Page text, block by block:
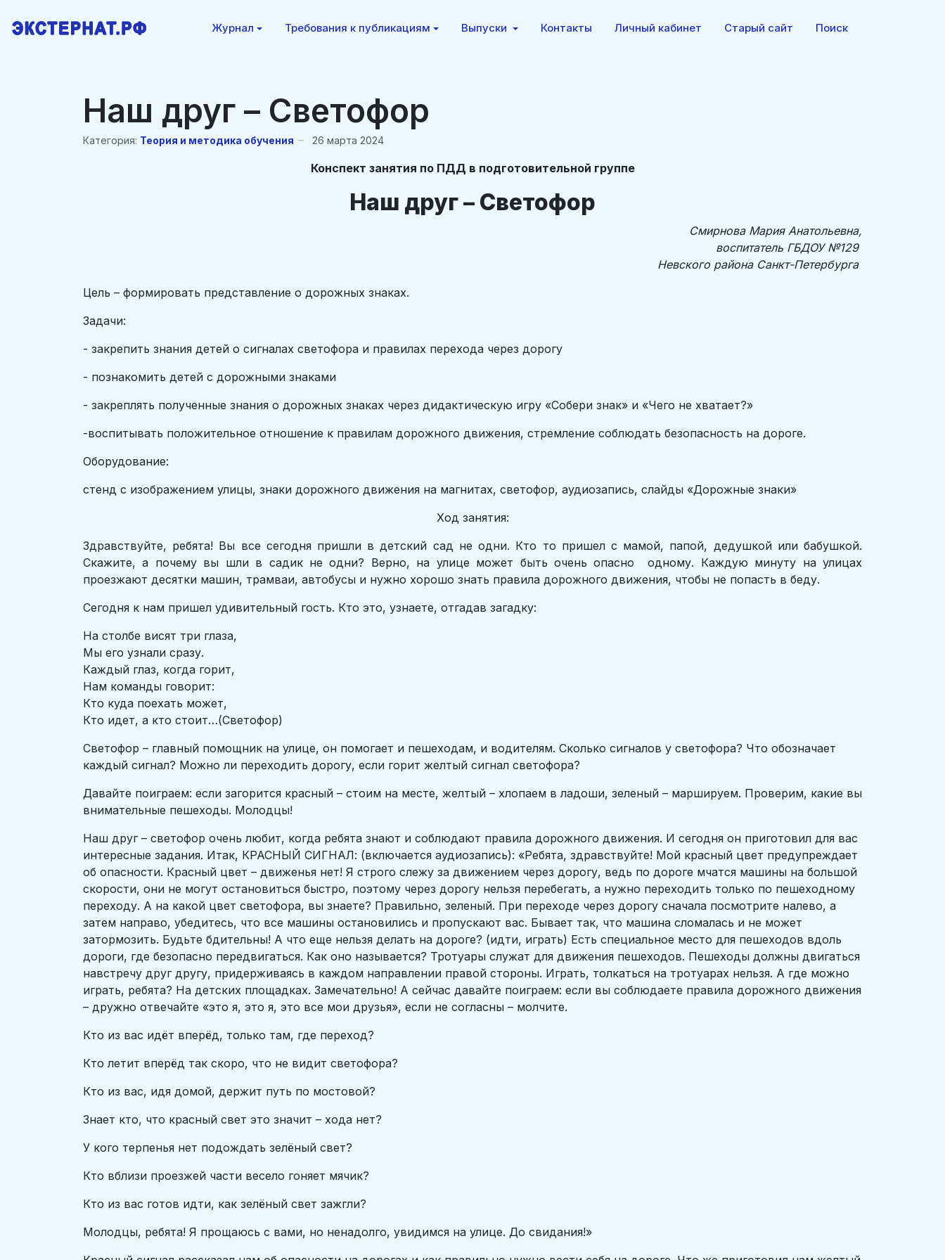
Журнал Требования к публикациям Выпуски Контакты Личный кабинет Старый сайт Поиск
Наш друг – Светофор
Категория: Теория и методика обучения 26 марта 2024
Конспект занятия по ПДД в подготовительной группе
Наш друг – Светофор
Смирнова Мария Анатольевна,
воспитатель ГБДОУ №129
Невского района Санкт-Петербурга
Цель – формировать представление о дорожных знаках.
Задачи:
- закрепить знания детей о сигналах светофора и правилах перехода через дорогу
- познакомить детей с дорожными знаками
- закреплять полученные знания о дорожных знаках через дидактическую игру «Собери знак» и «Чего не хватает?»
-воспитывать положительное отношение к правилам дорожного движения, стремление соблюдать безопасность на дороге.
Оборудование:
стенд с изображением улицы, знаки дорожного движения на магнитах, светофор, аудиозапись, слайды «Дорожные знаки»
Ход занятия:
Здравствуйте, ребята! Вы все сегодня пришли в детский сад не одни. Кто то пришел с мамой, папой, дедушкой или бабушкой.
Скажите, а почему вы шли в садик не одни? Верно, на улице может быть очень опасно одному. Каждую минуту на улицах
проезжают десятки машин, трамваи, автобусы и нужно хорошо знать правила дорожного движения, чтобы не попасть в беду.
Сегодня к нам пришел удивительный гость. Кто это, узнаете, отгадав загадку:
На столбе висят три глаза,
Мы его узнали сразу.
Каждый глаз, когда горит,
Нам команды говорит:
Кто куда поехать может,
Кто идет, а кто стоит…(Светофор)
Светофор – главный помощник на улице, он помогает и пешеходам, и водителям. Сколько сигналов у светофора? Что обозначает
каждый сигнал? Можно ли переходить дорогу, если горит желтый сигнал светофора?
Давайте поиграем: если загорится красный – стоим на месте, желтый – хлопаем в ладоши, зеленый – маршируем. Проверим, какие вы
внимательные пешеходы. Молодцы!
Наш друг – светофор очень любит, когда ребята знают и соблюдают правила дорожного движения. И сегодня он приготовил для вас
интересные задания. Итак, КРАСНЫЙ СИГНАЛ: (включается аудиозапись): «Ребята, здравствуйте! Мой красный цвет предупреждает
об опасности. Красный цвет – движенья нет! Я строго слежу за движением через дорогу, ведь по дороге мчатся машины на большой
скорости, они не могут остановиться быстро, поэтому через дорогу нельзя перебегать, а нужно переходить только по пешеходному
переходу. А на какой цвет светофора, вы знаете? Правильно, зеленый. При переходе через дорогу сначала посмотрите налево, а
затем направо, убедитесь, что все машины остановились и пропускают вас. Бывает так, что машина сломалась и не может
затормозить. Будьте бдительны! А что еще нельзя делать на дороге? (идти, играть) Есть специальное место для пешеходов вдоль
дороги, где безопасно передвигаться. Как оно называется? Тротуары служат для движения пешеходов. Пешеходы должны двигаться
навстречу друг другу, придерживаясь в каждом направлении правой стороны. Играть, толкаться на тротуарах нельзя. А где можно
играть, ребята? На детских площадках. Замечательно! А сейчас давайте поиграем: если вы соблюдаете правила дорожного движения
– дружно отвечайте «это я, это я, это все мои друзья», если не согласны – молчите.
Кто из вас идёт вперёд, только там, где переход?
Кто летит вперёд так скоро, что не видит светофора?
Кто из вас, идя домой, держит путь по мостовой?
Знает кто, что красный свет это значит – хода нет?
У кого терпенья нет подождать зелёный свет?
Кто вблизи проезжей части весело гоняет мячик?
Кто из вас готов идти, как зелёный свет зажгли?
Молодцы, ребята! Я прощаюсь с вами, но ненадолго, увидимся на улице. До свидания!»